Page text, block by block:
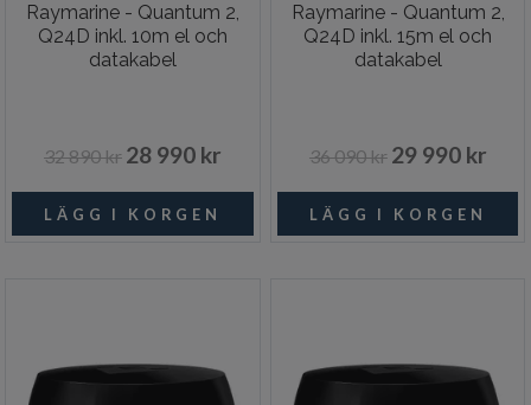
Raymarine - Quantum 2,
Q24D inkl. 10m el och
datakabel
32 890 kr 28 990 kr
Raymarine - Quantum 2,
Q24D inkl. 15m el och
datakabel
36 090 kr 29 990 kr